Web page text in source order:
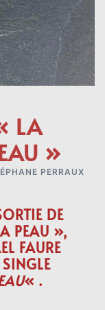
LA
»
PERRAUX
DE
PEAU »,
FAURE
« .